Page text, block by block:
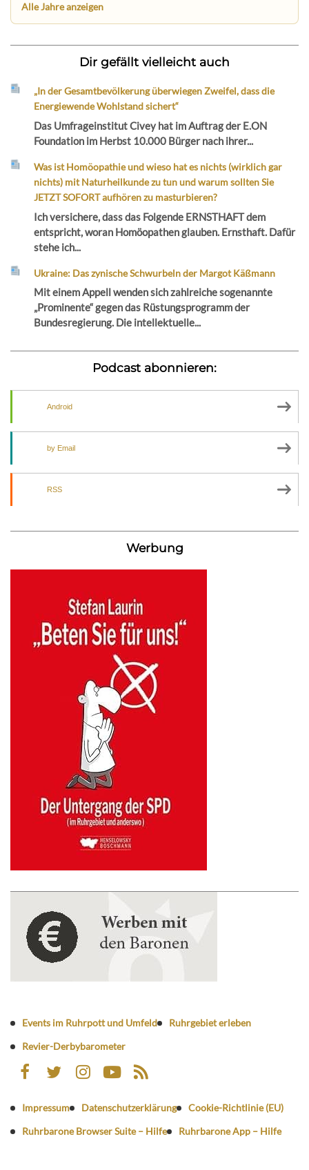
Alle Jahre anzeigen
Dir gefällt vielleicht auch
„In der Gesamtbevölkerung überwiegen Zweifel, dass die
Energiewende Wohlstand sichert“
Das Umfrageinstitut Civey hat im Auftrag der E.ON
Foundation im Herbst 10.000 Bürger nach ihrer...
Was ist Homöopathie und wieso hat es nichts (wirklich gar
nichts) mit Naturheilkunde zu tun und warum sollten Sie
JETZT SOFORT aufhören zu masturbieren?
Ich versichere, dass das Folgende ERNSTHAFT dem
entspricht, woran Homöopathen glauben. Ernsthaft. Dafür
stehe ich...
Ukraine: Das zynische Schwurbeln der Margot Käßmann
Mit einem Appell wenden sich zahlreiche sogenannte
„Prominente“ gegen das Rüstungsprogramm der
Bundesregierung. Die intellektuelle...
Podcast abonnieren:
Android
by Email
RSS
Werbung
Events im Ruhrpott und Umfeld
Ruhrgebiet erleben
Revier-Derbybarometer
Impressum Datenschutzerklärung
Cookie-Richtlinie (EU)
Ruhrbarone Browser Suite – Hilfe
Ruhrbarone App – Hilfe